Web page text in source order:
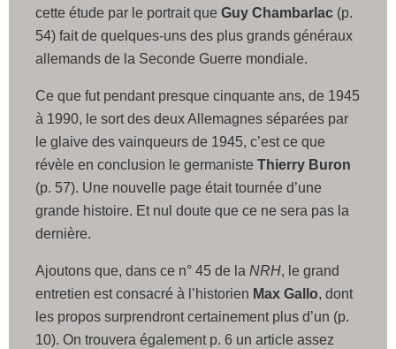
cette étude par le portrait que Guy Chambarlac (p.
54) fait de quelques-uns des plus grands généraux
allemands de la Seconde Guerre mondiale.
Ce que fut pendant presque cinquante ans, de 1945
à 1990, le sort des deux Allemagnes séparées par
le glaive des vainqueurs de 1945, c’est ce que
révèle en conclusion le germaniste Thierry Buron
(p. 57). Une nouvelle page était tournée d’une
grande histoire. Et nul doute que ce ne sera pas la
dernière.
Ajoutons que, dans ce n° 45 de la NRH, le grand
entretien est consacré à l’historien Max Gallo, dont
les propos surprendront certainement plus d’un (p.
10). On trouvera également p. 6 un article assez